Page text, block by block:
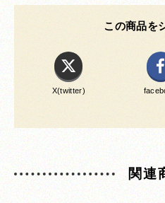
この商品を
X(twitter)
関連